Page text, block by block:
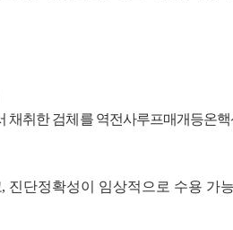
채취한 검체를 역전사루프매개등온
, 진단정확성이 임상적으로 수용 가